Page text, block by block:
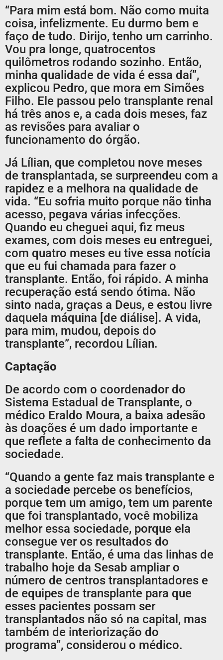
“Para mim está bom. Não como muita
coisa, infelizmente. Eu durmo bem e
faço de tudo. Dirijo, tenho um carrinho.
Vou pra longe, quatrocentos
quilômetros rodando sozinho. Então,
minha qualidade de vida é essa daí”,
explicou Pedro, que mora em Simões
Filho. Ele passou pelo transplante renal
há três anos e, a cada dois meses, faz
as revisões para avaliar o
funcionamento do órgão.
Já Lílian, que completou nove meses
de transplantada, se surpreendeu com a
rapidez e a melhora na qualidade de
vida. “Eu sofria muito porque não tinha
acesso, pegava várias infecções.
Quando eu cheguei aqui, fiz meus
exames, com dois meses eu entreguei,
com quatro meses eu tive essa notícia
que eu fui chamada para fazer o
transplante. Então, foi rápido. A minha
recuperação está sendo ótima. Não
sinto nada, graças a Deus, e estou livre
daquela máquina [de diálise]. A vida,
para mim, mudou, depois do
transplante”, recordou Lílian.
Captação
De acordo com o coordenador do
Sistema Estadual de Transplante, o
médico Eraldo Moura, a baixa adesão
às doações é um dado importante e
que reflete a falta de conhecimento da
sociedade.
“Quando a gente faz mais transplante e
a sociedade percebe os benefícios,
porque tem um amigo, tem um parente
que foi transplantado, você mobiliza
melhor essa sociedade, porque ela
consegue ver os resultados do
transplante. Então, é uma das linhas de
trabalho hoje da Sesab ampliar o
número de centros transplantadores e
de equipes de transplante para que
esses pacientes possam ser
transplantados não só na capital, mas
também de interiorização do
programa”, considerou o médico.